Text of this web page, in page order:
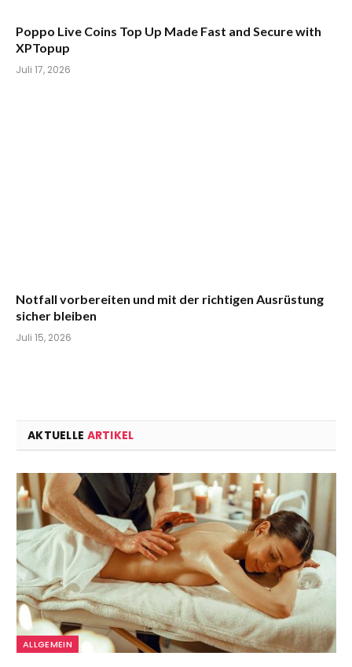
Poppo Live Coins Top Up Made Fast and Secure with
XPTopup
Juli 17, 2026
Notfall vorbereiten und mit der richtigen Ausrüstung
sicher bleiben
Juli 15, 2026
AKTUELLE ARTIKEL
ALLGEMEIN